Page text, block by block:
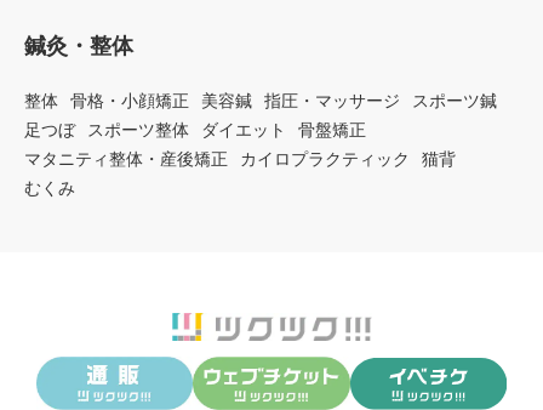
鍼灸・整体
整体 骨格・小顔矯正 美容鍼 指圧・マッサージ
スポーツ鍼
足つぼ
スポーツ整体 ダイエット
骨盤矯正
マタニティ整体・産後矯正
カイロプラクティック
猫背
むくみ